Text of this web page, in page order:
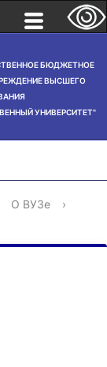
БЮДЖЕТНОЕ
ВЫСШЕГО
УНИВЕРСИТЕТ"
О ВУЗе
›